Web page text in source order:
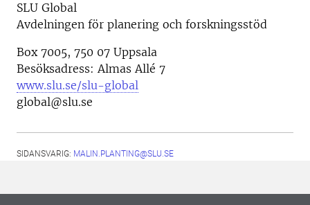
SLU Global
Avdelningen för planering och forskningsstöd
Box 7005, 750 07 Uppsala
Besöksadress: Almas Allé 7
www.slu.se/slu-global
global@slu.se
SIDANSVARIG: MALIN.PLANTING@SLU.SE